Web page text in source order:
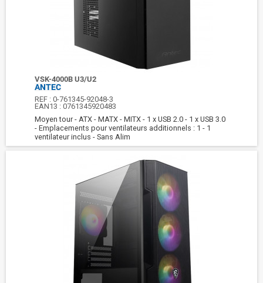
VSK-4000B U3/U2
ANTEC
REF :0-761345-92048-3
EAN13 :0761345920483
Moyen tour - ATX - MATX - MITX - 1 x USB 2.0 - 1 x USB 3.0
- Emplacements pour ventilateurs additionnels : 1 - 1
ventilateur inclus - Sans Alim